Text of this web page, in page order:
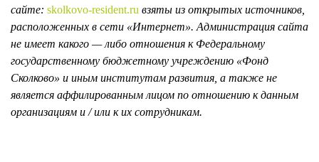
сайте: skolkovo-resident.ru взяты из открытых источников,
расположенных в сети «Интернет». Администрация сайта
не имеет какого — либо отношения к Федеральному
государственному бюджетному учреждению «Фонд
Сколково» и иным институтам развития, а также не
является аффилированным лицом по отношению к данным
организациям и / или к их сотрудникам.